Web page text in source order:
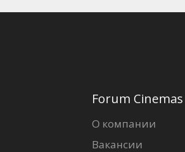
Forum Cinemas
О компании
Вакансии